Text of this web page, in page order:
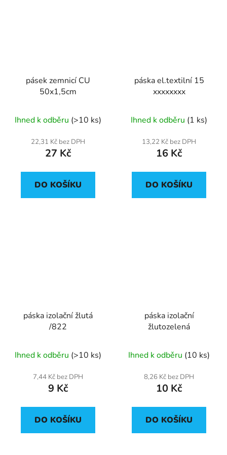
pásek zemnicí CU
50x1,5cm
Ihned k odběru (>10 ks)
22,31 Kč bez DPH
27 Kč
DO KOŠÍKU
páska el.textilní 15
xxxxxxxx
Ihned k odběru (1 ks)
13,22 Kč bez DPH
16 Kč
DO KOŠÍKU
páska izolační žlutá
/822
Ihned k odběru (>10 ks)
7,44 Kč bez DPH
9 Kč
DO KOŠÍKU
páska izolační
žlutozelená
Ihned k odběru (10 ks)
8,26 Kč bez DPH
10 Kč
DO KOŠÍKU